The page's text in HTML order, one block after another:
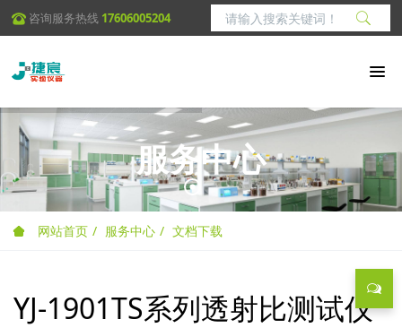
咨询服务热线 17606005204
服务中心
网站首页 服务中心 文档下载
YJ-1901TS系列透射比测试仪